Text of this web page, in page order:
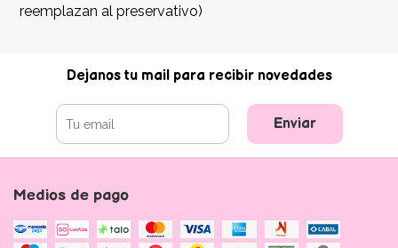
reemplazan al preservativo)
Dejanos tu mail para recibir novedades
Enviar
Medios de pago